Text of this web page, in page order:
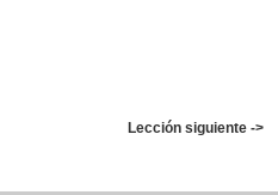
Lección siguiente ->